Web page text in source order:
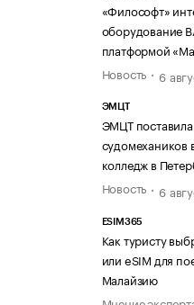
«Философт»
оборудование
платформой
Новость
6
ЭМЦТ
ЭМЦТ
судомехаников
колледж в
Новость
6
ESIM365
Как туристу
или eSIM для
Малайзию